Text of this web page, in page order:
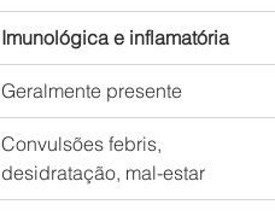
Imunológica e inflamatória
Geralmente presente
Convulsões febris,
desidratação, mal-estar